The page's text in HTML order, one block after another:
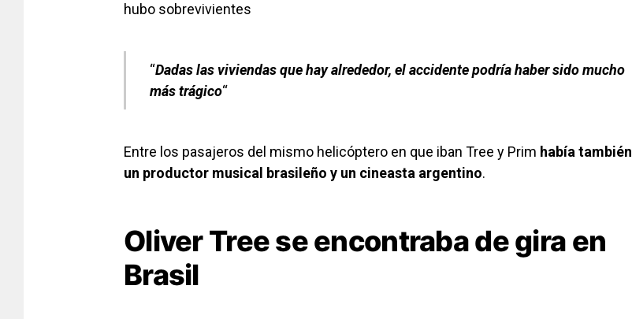
hubo sobrevivientes
“Dadas las viviendas que hay alrededor, el accidente podría haber sido mucho
más trágico“
Entre los pasajeros del mismo helicóptero en que iban Tree y Prim había también
un productor musical brasileño y un cineasta argentino.
Oliver Tree se encontraba de gira en
Brasil